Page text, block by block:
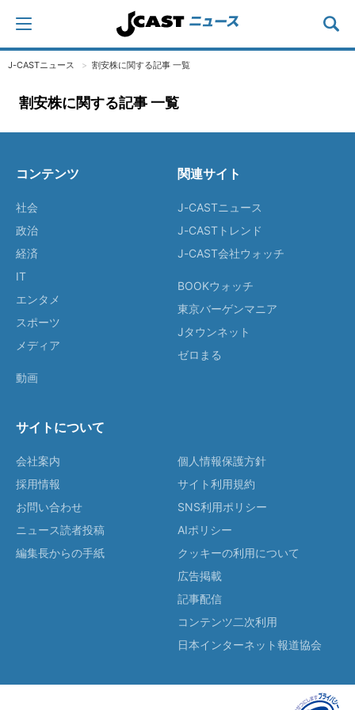
J-CASTニュース 割安株に関する記事 一覧
割安株に関する記事 一覧
コンテンツ
社会
政治
経済
IT
エンタメ
スポーツ
メディア
動画
関連サイト
J-CASTニュース
J-CASTトレンド
J-CAST会社ウォッチ
BOOKウォッチ
東京バーゲンマニア
Jタウンネット
ゼロまる
サイトについて
会社案内
採用情報
お問い合わせ
ニュース読者投稿
編集長からの手紙
個人情報保護方針
サイト利用規約
SNS利用ポリシー
AIポリシー
クッキーの利用について
広告掲載
記事配信
コンテンツ二次利用
日本インターネット報道協会